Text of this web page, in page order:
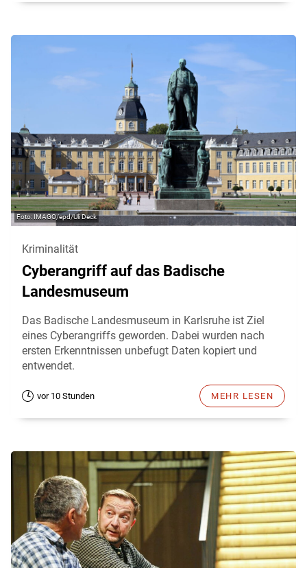
IMAGO/epd/Uli Deck
Kriminalität
Cyberangriff auf das Badische
Landesmuseum
Das Badische Landesmuseum in Karlsruhe ist Ziel
eines Cyberangriffs geworden. Dabei wurden nach
ersten Erkenntnissen unbefugt Daten kopiert und
entwendet.
vor 10 Stunden MEHR LESEN